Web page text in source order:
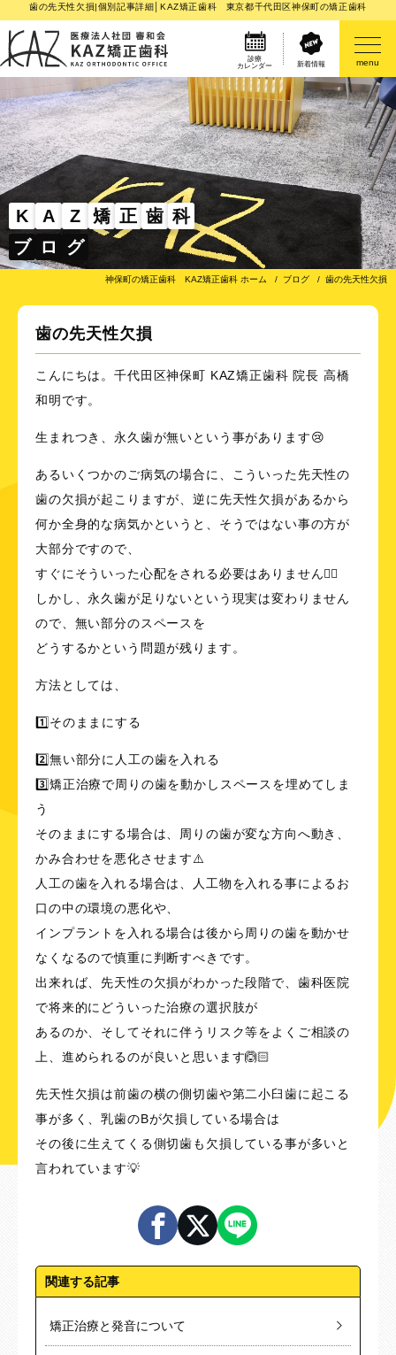
歯の先天性欠損|個別記事詳細│KAZ矯正歯科 東京都千代田区神保町の矯正歯科
診療
カレンダー
新着情報 menu
K A Z 矯 正 歯 科
ブ ロ グ
神保町の矯正歯科 KAZ矯正歯科 ホーム ブログ 歯の先天性欠損
歯の先天性欠損
こんにちは。千代田区神保町 KAZ矯正歯科 院長 高橋
和明です。
生まれつき、永久歯が無いという事があります😢
あるいくつかのご病気の場合に、こういった先天性の
歯の欠損が起こりますが、逆に先天性欠損があるから
何か全身的な病気かというと、そうではない事の方が
大部分ですので、
すぐにそういった心配をされる必要はありません☝🏻️
しかし、永久歯が足りないという現実は変わりません
ので、無い部分のスペースを
どうするかという問題が残ります。
方法としては、
1️⃣そのままにする
2️⃣無い部分に人工の歯を入れる
3️⃣矯正治療で周りの歯を動かしスペースを埋めてしま
う
そのままにする場合は、周りの歯が変な方向へ動き、
かみ合わせを悪化させます⚠️
人工の歯を入れる場合は、人工物を入れる事によるお
口の中の環境の悪化や、
インプラントを入れる場合は後から周りの歯を動かせ
なくなるので慎重に判断すべきです。
出来れば、先天性の欠損がわかった段階で、歯科医院
で将来的にどういった治療の選択肢が
あるのか、そしてそれに伴うリスク等をよくご相談の
上、進められるのが良いと思います🙆🏻
先天性欠損は前歯の横の側切歯や第二小臼歯に起こる
事が多く、乳歯のBが欠損している場合は
その後に生えてくる側切歯も欠損している事が多いと
言われています💡
関連する記事
矯正治療と発音について
医院案内
矯正歯科治療のご案内
矯正装置のご紹介
その他